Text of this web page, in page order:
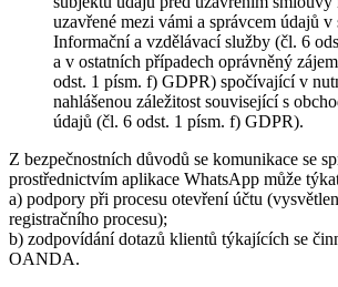
uzavřené mezi vámi a správcem údajů v
Informační a vzdělávací služby (čl. 6
a v ostatních případech oprávněný
odst. 1 písm. f) GDPR) spočívající v
nahlášenou záležitost související s
údajů (čl. 6 odst. 1 písm. f) GDPR).
Z bezpečnostních důvodů se komunikace se
prostřednictvím aplikace WhatsApp může
a) podpory při procesu otevření účtu
registračního procesu);
b) zodpovídání dotazů klientů týkajících se
OANDA.